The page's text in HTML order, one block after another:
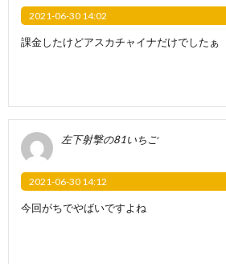
2021-06-30 14:02
課金したけどアスカチャイナだけでしたぁ
左下射撃の81いちご
2021-06-30 14:12
今回がちでやばいですよね